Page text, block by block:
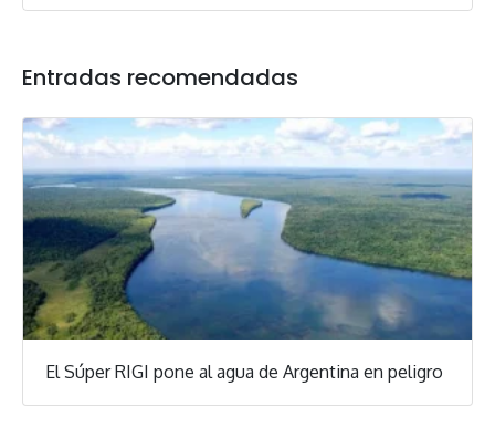
Entradas recomendadas
El Súper RIGI pone al agua de Argentina en peligro